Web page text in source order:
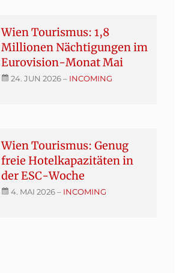
Wien Tourismus: 1,8
Millionen Nächtigungen im
Eurovision-Monat Mai
24. JUN 2026– INCOMING
Wien Tourismus: Genug
freie Hotelkapazitäten in
der ESC-Woche
4. MAI 2026– INCOMING